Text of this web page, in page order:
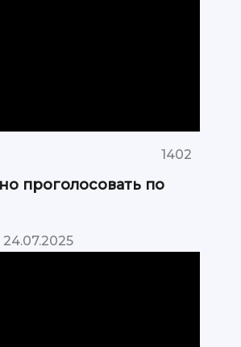
1402
проголосовать по
24.07.2025